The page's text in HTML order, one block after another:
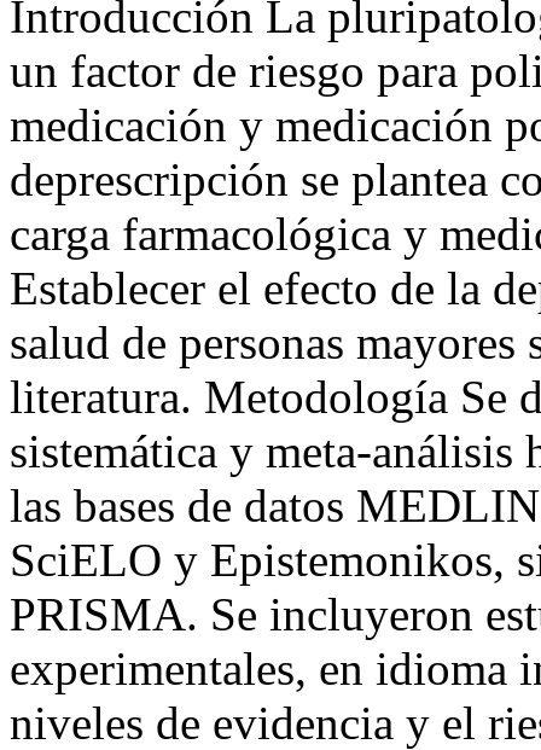
Introducción La
un factor de riesgo para
medicación y medicación
deprescripción se plantea
carga farmacológica y
Establecer el efecto de la
salud de personas
literatura. Metodología Se
sistemática y meta-
las bases de datos
SciELO y Epistemonikos,
PRISMA. Se incluyeron
experimentales, en idioma
niveles de evidencia y el